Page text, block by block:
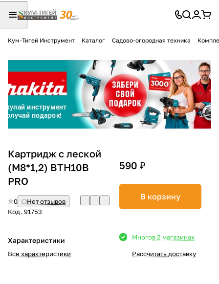
Кум-Тигей Инструмент Каталог Садово-огородная техника
Картридж с леской
(М8*1,2) BTH10B
PRO
0
Нет отзывов
Код. 91753
Характеристики
Все характеристики
590 ₽
В корзину
Многов 2 магазинах
Рассчитать доставку
Разбейте
оплатуна части
без переплат
График платежей
Сегодня
в корзину